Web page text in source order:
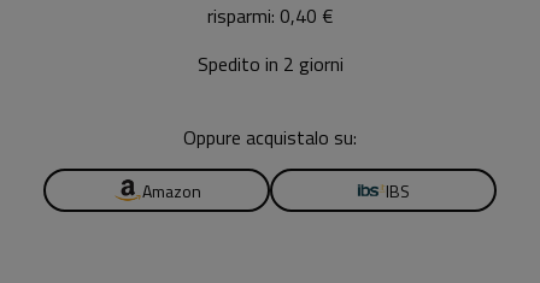
risparmi: 0,40 €
Spedito in 2 giorni
Oppure acquistalo su:
Amazon IBS